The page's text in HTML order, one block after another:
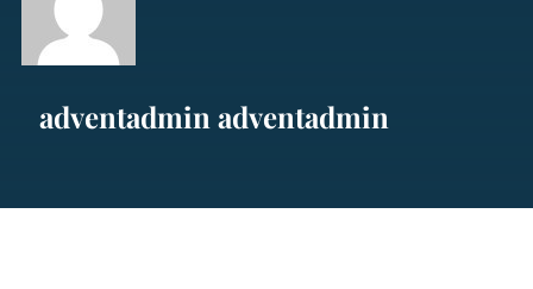
adventadmin adventadmin